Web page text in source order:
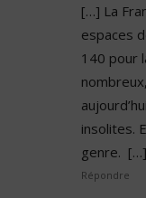
[…] La
espaces
140 pour
insolites.
genre. […]
Répondre